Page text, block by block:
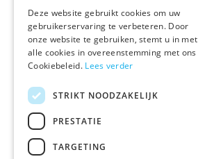
Plaatsen van XXL wandtegels
Deze website gebruikt cookies om uw
gebruikerservaring te verbeteren. Door
onze website te gebruiken, stemt u in met
alle cookies in overeenstemming met ons
Cookiebeleid. Lees verder
STRIKT NOODZAKELIJK
PRESTATIE
TARGETING